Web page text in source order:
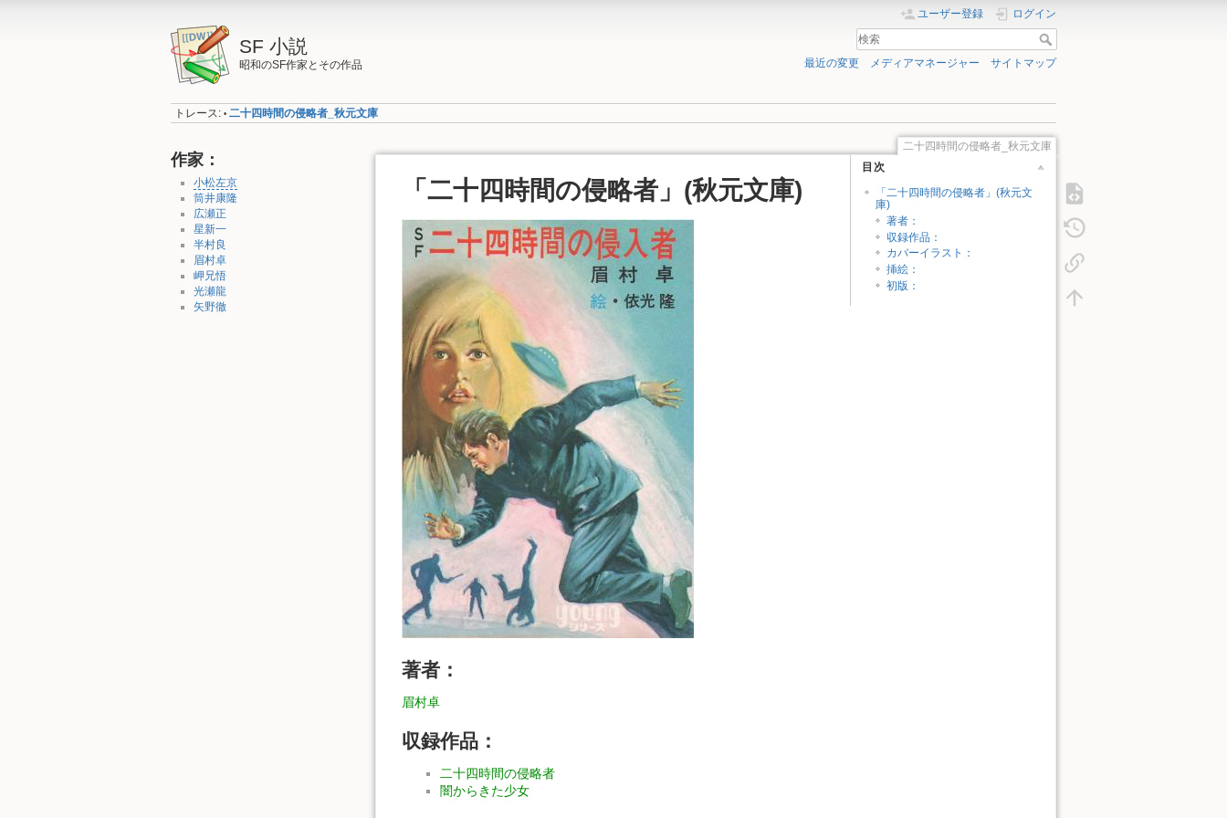
SF 小説
昭和のSF作家とその作品
ユーザー登録 ログイン
最近の変更 メディアマネージャー サイトマップ
トレース: • 二十四時間の侵略者_秋元文庫
作家：
小松左京
筒井康隆
広瀬正
星新一
半村良
眉村卓
岬兄悟
光瀬龍
矢野徹
二十四時間の侵略者_秋元文庫
目次
「二十四時間の侵略者」(秋元文
庫)
著者：
収録作品：
カバーイラスト：
挿絵：
初版：
「二十四時間の侵略者」(秋元文庫)
著者：
眉村卓
収録作品：
二十四時間の侵略者
闇からきた少女